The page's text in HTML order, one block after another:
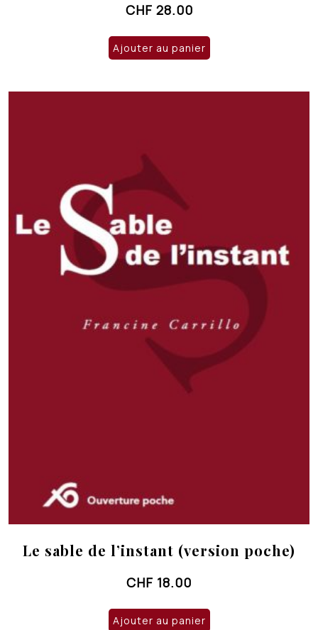
CHF 28.00
Ajouter au panier
Le sable de l’instant (version poche)
CHF 18.00
Ajouter au panier